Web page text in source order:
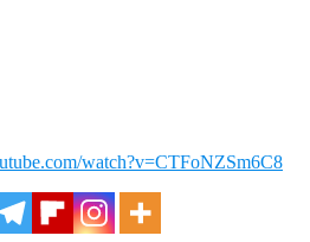
watch?v=CTFoNZSm6C8